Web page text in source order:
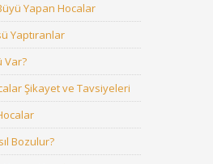
Yapan Hocalar
Yaptıranlar
Var?
Şikayet ve Tavsiyeleri
Bozulur?